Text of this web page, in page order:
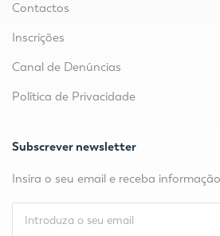
Contactos
Inscrições
Canal de Denúncias
Política de Privacidade
Subscrever newsletter
Insira o seu email e receba